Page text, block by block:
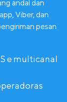
andal dan
Viber, dan
pesan
e multicanal